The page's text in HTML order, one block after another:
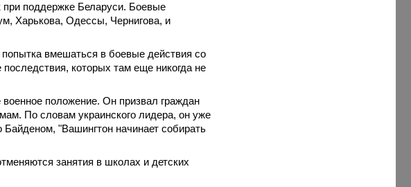
при поддержке Беларуси. Боевые
Харькова, Одессы, Чернигова, и
вмешаться в боевые действия со
которых там еще никогда не
положение. Он призвал граждан
По словам украинского лидера, он уже
"Вашингтон начинает собирать
занятия в школах и детских